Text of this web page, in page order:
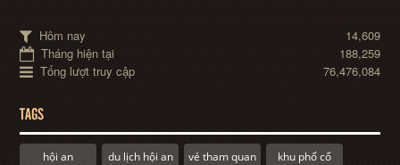
Hôm nay
14,609
Tháng hiện tại
188,259
Tổng lượt truy cập
76,476,084
TAGS
hội an du lịch hội an vé tham quan khu phố cổ